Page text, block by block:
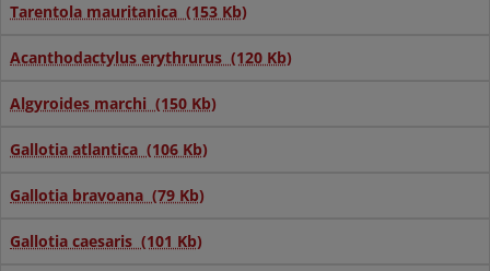
Tarentola mauritanica (153 Kb)
Acanthodactylus erythrurus (120 Kb)
Algyroides marchi (150 Kb)
Gallotia atlantica (106 Kb)
Gallotia bravoana (79 Kb)
Gallotia caesaris (101 Kb)